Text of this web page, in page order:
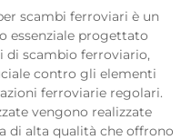
scambi ferroviari è un
essenziale progettato
di scambio ferroviario,
contro gli elementi
ferroviarie regolari.
vengono realizzate
di alta qualità che offrono